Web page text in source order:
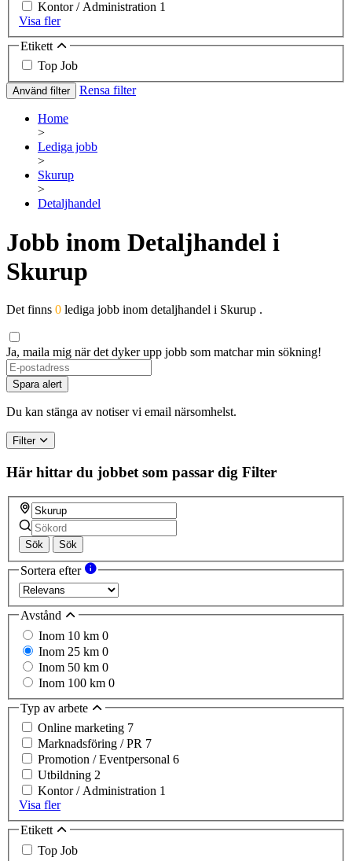
Kontor / Administration 1
Visa fler
Etikett
Top Job
Använd filter Rensa filter
Home
>
Lediga jobb
>
Skurup
>
Detaljhandel
Jobb inom Detaljhandel i
Skurup
Det finns 0 lediga jobb inom detaljhandel i Skurup .
Ja, maila mig när det dyker upp jobb som matchar min sökning!
Spara alert
Du kan stänga av notiser vi email närsomhelst.
Filter
Här hittar du jobbet som passar dig Filter
Sök Sök
Sortera efter
Avstånd
Inom 10 km 0
Inom 25 km 0
Inom 50 km 0
Inom 100 km 0
Typ av arbete
Online marketing 7
Marknadsföring / PR 7
Promotion / Eventpersonal 6
Utbildning 2
Kontor / Administration 1
Visa fler
Etikett
Top Job